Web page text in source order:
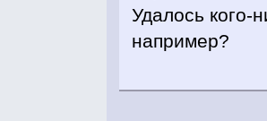
Удалось кого-
например?